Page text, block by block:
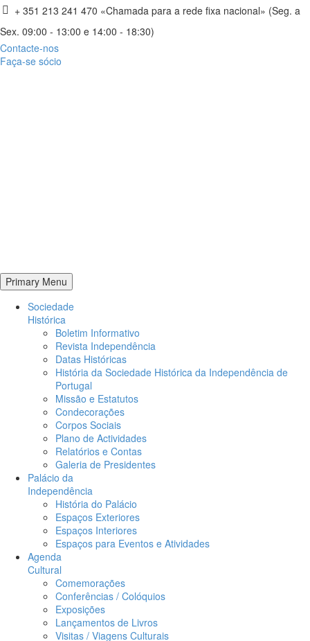
+ 351 213 241 470 «Chamada para a rede fixa nacional» (Seg. a
Sex. 09:00 - 13:00 e 14:00 - 18:30)
Contacte-nos
Faça-se sócio
Primary Menu
Sociedade
Histórica
Boletim Informativo
Revista Independência
Datas Históricas
História da Sociedade Histórica da Independência de
Portugal
Missão e Estatutos
Condecorações
Corpos Sociais
Plano de Actividades
Relatórios e Contas
Galeria de Presidentes
Palácio da
Independência
História do Palácio
Espaços Exteriores
Espaços Interiores
Espaços para Eventos e Atividades
Agenda
Cultural
Comemorações
Conferências / Colóquios
Exposições
Lançamentos de Livros
Visitas / Viagens Culturais